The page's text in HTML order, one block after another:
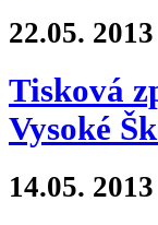
22.05. 2013
Tisková
Vysoké
14.05. 2013